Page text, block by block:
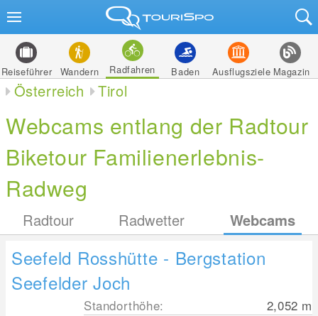
Reiseführer Wandern Radfahren Baden Ausflugsziele Magazin
Österreich Tirol
Webcams entlang der Radtour
Biketour Familienerlebnis-
Radweg
Radtour Radwetter Webcams
Seefeld Rosshütte - Bergstation
Seefelder Joch
Standorthöhe: 2,052 m